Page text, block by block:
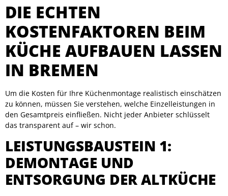
DIE ECHTEN
KOSTENFAKTOREN BEIM
KÜCHE AUFBAUEN LASSEN
IN BREMEN
Um die Kosten für Ihre Küchenmontage realistisch einschätzen
zu können, müssen Sie verstehen, welche Einzelleistungen in
den Gesamtpreis einfließen. Nicht jeder Anbieter schlüsselt
das transparent auf – wir schon.
LEISTUNGSBAUSTEIN 1:
DEMONTAGE UND
ENTSORGUNG DER ALTKÜCHE